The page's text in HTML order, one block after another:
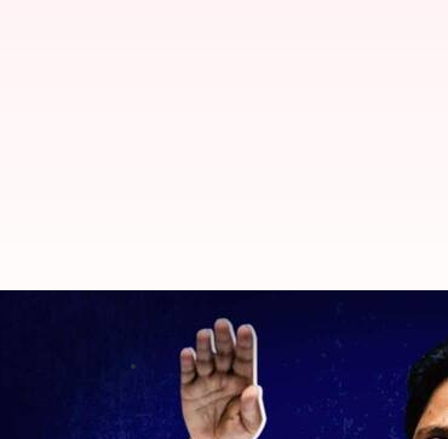
उत्तर प्रदेश विधानसभा चुनाव
Jan 11, 2022 01:34 pm